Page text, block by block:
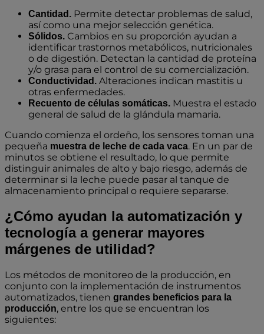
Cantidad. Permite detectar problemas de salud,
así como una mejor selección genética.
Sólidos. Cambios en su proporción ayudan a
identificar trastornos metabólicos, nutricionales
o de digestión. Detectan la cantidad de proteína
y/o grasa para el control de su comercialización.
Conductividad. Alteraciones indican mastitis u
otras enfermedades.
Recuento de células somáticas. Muestra el estado
general de salud de la glándula mamaria.
Cuando comienza el ordeño, los sensores toman una
pequeña muestra de leche de cada vaca. En un par de
minutos se obtiene el resultado, lo que permite
distinguir animales de alto y bajo riesgo, además de
determinar si la leche puede pasar al tanque de
almacenamiento principal o requiere separarse.
¿Cómo ayudan la automatización y
tecnología a generar mayores
márgenes de utilidad?
Los métodos de monitoreo de la producción, en
conjunto con la implementación de instrumentos
automatizados, tienen grandes beneficios para la
producción, entre los que se encuentran los
siguientes: